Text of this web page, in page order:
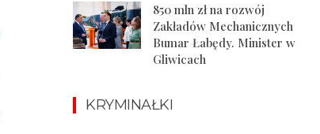
850 mln zł na rozwój
Zakładów Mechanicznych
Bumar Łabędy. Minister w
Gliwicach
KRYMINAŁKI